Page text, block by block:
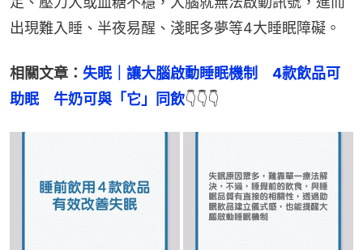
出現難入睡、半夜易醒、淺眠多夢等4大睡眠障礙。
相關文章： 失眠｜讓大腦啟動睡眠機制　4款飲品可
助眠　牛奶可與「它」同飲👇👇👇